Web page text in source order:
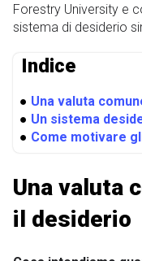
Forestry University e
sistema di desiderio
Indice
● Una valuta
● Un sistema
● Come motivare
Una valuta
il desiderio